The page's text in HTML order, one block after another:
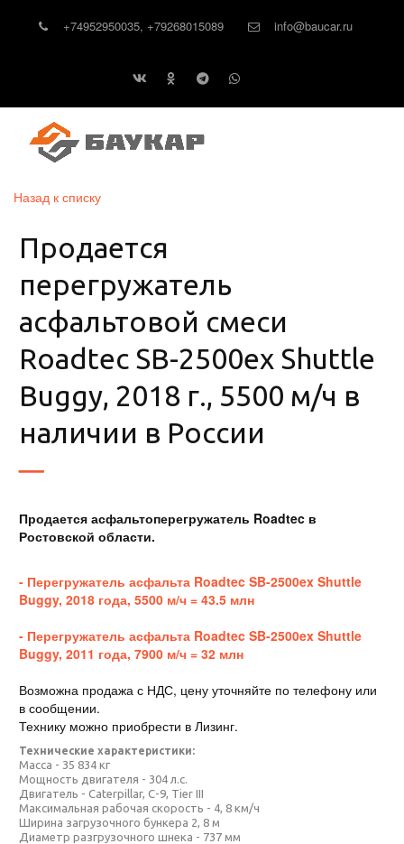
+74952950035, +79268015089 info@baucar.ru
Назад к списку
Продается
перегружатель
асфальтовой смеси
Roadtec SB-2500ex Shuttle
Buggy, 2018 г., 5500 м/ч в
наличии в России
Продается асфальтоперегружатель Roadtec в
Ростовской области.
- Перегружатель асфальта Roadtec SB-2500ex Shuttle
Buggy, 2018 года, 5500 м/ч = 43.5 млн
- Перегружатель асфальта Roadtec SB-2500ex Shuttle
Buggy, 2011 года, 7900 м/ч = 32 млн
Возможна продажа с НДС, цену уточняйте по телефону или
в сообщении.
Технику можно приобрести в Лизинг.
Технические характеристики:
Масса - 35 834 кг
Мощность двигателя - 304 л.с.
Двигатель - Caterpillar, С-9, Tier III
Максимальная рабочая скорость - 4, 8 км/ч
Ширина загрузочного бункера 2, 8 м
Диаметр разгрузочного шнека - 737 мм